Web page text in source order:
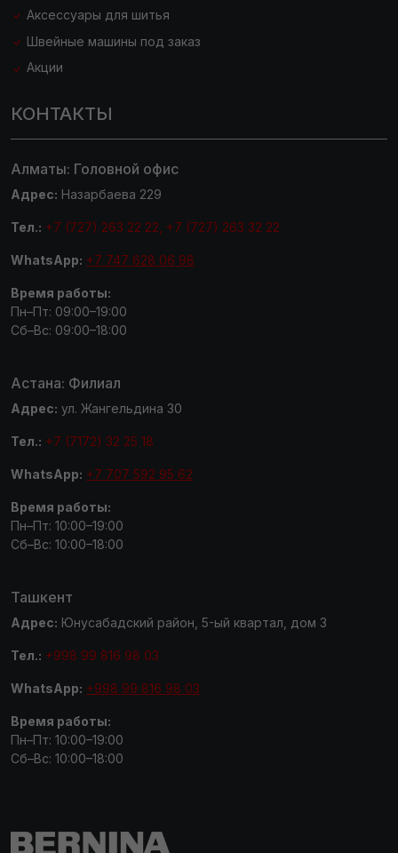
Аксессуары для шитья
Швейные машины под заказ
Акции
КОНТАКТЫ
Алматы: Головной офис
Адрес: Назарбаева 229
Тел.: +7 (727) 263 22 22, +7 (727) 263 32 22
WhatsApp: +7 747 628 06 98
Время работы:
Пн–Пт: 09:00–19:00
Сб–Вс: 09:00–18:00
Астана: Филиал
Адрес: ул. Жангельдина 30
Тел.: +7 (7172) 32 25 18
WhatsApp: +7 707 592 95 62
Время работы:
Пн–Пт: 10:00–19:00
Сб–Вс: 10:00–18:00
Ташкент
Адрес: Юнусабадский район, 5-ый квартал, дом 3
Тел.: +998 99 816 98 03
WhatsApp: +998 99 816 98 03
Время работы:
Пн–Пт: 10:00–19:00
Сб–Вс: 10:00–18:00